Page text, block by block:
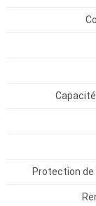
Protection